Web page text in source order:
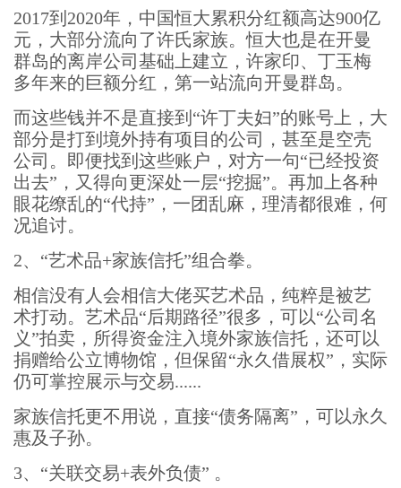
2017到2020年，中国恒大累积分红额高达900亿
元，大部分流向了许氏家族。恒大也是在开曼
群岛的离岸公司基础上建立，许家印、丁玉梅
多年来的巨额分红，第一站流向开曼群岛。
而这些钱并不是直接到“许丁夫妇”的账号上，大
部分是打到境外持有项目的公司，甚至是空壳
公司。即便找到这些账户，对方一句“已经投资
出去”，又得向更深处一层“挖掘”。再加上各种
眼花缭乱的“代持”，一团乱麻，理清都很难，何
况追讨。
2、“艺术品+家族信托”组合拳。
相信没有人会相信大佬买艺术品，纯粹是被艺
术打动。艺术品“后期路径”很多，可以“公司名
义”拍卖，所得资金注入境外家族信托，还可以
捐赠给公立博物馆，但保留“永久借展权”，实际
仍可掌控展示与交易......
家族信托更不用说，直接“债务隔离”，可以永久
惠及子孙。
3、“关联交易+表外负债” 。